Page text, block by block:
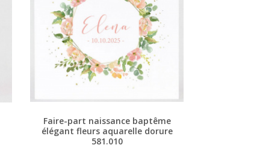
Faire-part naissance baptême
élégant fleurs aquarelle dorure
581.010